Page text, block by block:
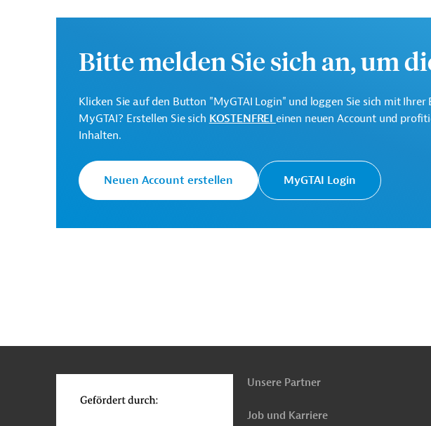
Kontaktadressen
Investitionsbank (AIIB)
Ziel der AIIB ist die nachhaltige wirtschaftliche
International
Cooperation
Projektträger
(PDF; 140,4 KB)
Bitte melden Sie sich an, um
Klicken Sie auf den Button "MyGTAI Login" und loggen Sie sich mit
MyGTAI? Erstellen Sie sich KOSTENFREI einen neuen Account und
Inhalten.
Neuen Account erstellen MyGTAI Login
oben
Unsere Partner
Job und Karriere